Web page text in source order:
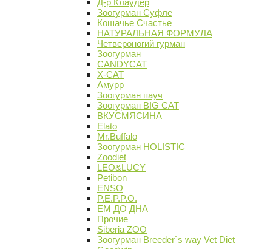
Д-р Клаудер
Зоогурман Суфле
Кошачье Счастье
НАТУРАЛЬНАЯ ФОРМУЛА
Четвероногий гурман
Зоогурман
CANDYCAT
X-CAT
Амурр
Зоогурман пауч
Зоогурман BIG CAT
ВКУСМЯСИНА
Elato
Mr.Buffalo
Зоогурман HOLISTIC
Zoodiet
LEO&LUCY
Petibon
ENSO
P.E.P.P.O.
ЕМ ДО ДНА
Прочие
Siberia ZOO
Зоогурман Breeder`s way Vet Diet